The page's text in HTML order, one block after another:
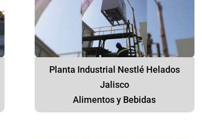
Planta Industrial Nestlé Helados
Jalisco
Alimentos y Bebidas